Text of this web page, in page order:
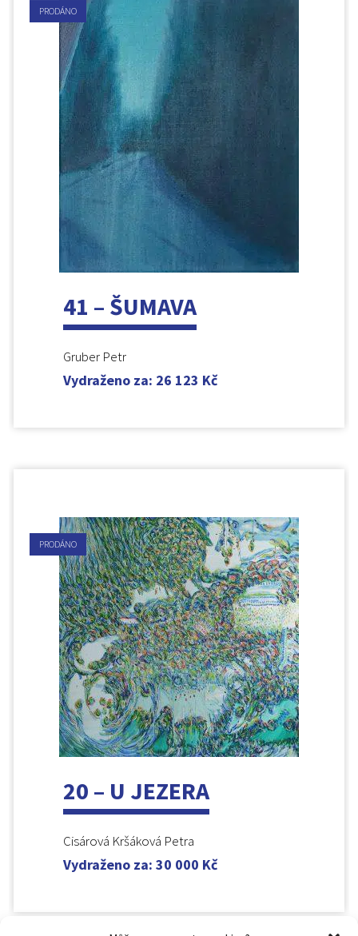
PRODÁNO
41 – ŠUMAVA
Gruber Petr
Vydraženo za: 26 123 Kč
PRODÁNO
20 – U JEZERA
Cisárová Kršáková Petra
Vydraženo za:30 000 Kč